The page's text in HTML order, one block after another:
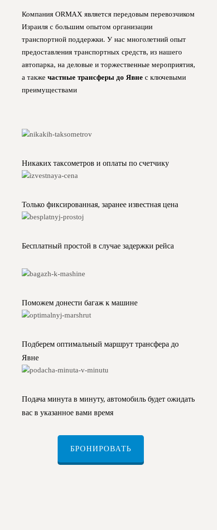
Компания ORMAX является передовым перевозчиком
Израиля с большим опытом организации
транспортной поддержки. У нас многолетний опыт
предоставления транспортных средств, из нашего
автопарка, на деловые и торжественные мероприятия,
а также частные трансферы до Явне с ключевыми
преимуществами
Никаких таксометров и оплаты по счетчику
Только фиксированная, заранее известная цена
Бесплатный простой в случае задержки рейса
Поможем донести багаж к машине
Подберем оптимальный маршрут трансфера до
Явне
Подача минута в минуту, автомобиль будет ожидать
вас в указанное вами время
БРОНИРОВАТЬ